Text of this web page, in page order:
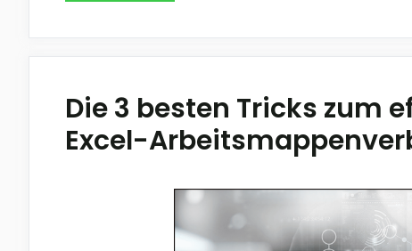
Die 3 besten Tricks zum
Excel-